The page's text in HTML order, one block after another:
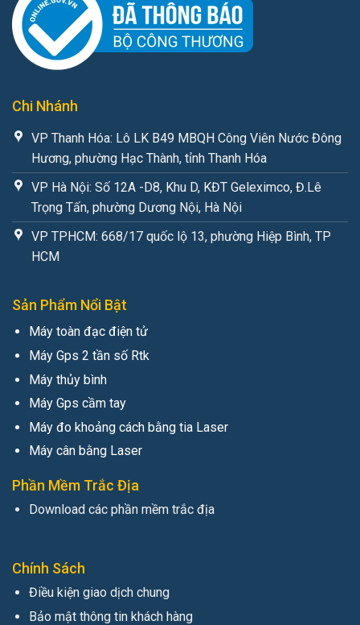
Chi Nhánh
VP Thanh Hóa: Lô LK B49 MBQH Công Viên Nước Đông
Hương, phường Hạc Thành, tỉnh Thanh Hóa
VP Hà Nội: Số 12A -D8, Khu D, KĐT Geleximco, Đ.Lê
Trọng Tấn, phường Dương Nội, Hà Nội
VP TPHCM: 668/17 quốc lộ 13, phường Hiệp Bình, TP
HCM
Sản Phẩm Nổi Bật
Máy toàn đạc điện tử
Máy Gps 2 tần số Rtk
Máy thủy bình
Máy Gps cầm tay
Máy đo khoảng cách bằng tia Laser
Máy cân bằng Laser
Phần Mềm Trắc Địa
Download các phần mềm trắc địa
Chính Sách
Điều kiện giao dịch chung
Bảo mật thông tin khách hàng